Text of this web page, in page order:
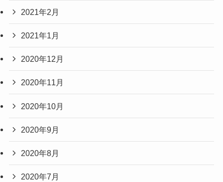
2021年2月
2021年1月
2020年12月
2020年11月
2020年10月
2020年9月
2020年8月
2020年7月